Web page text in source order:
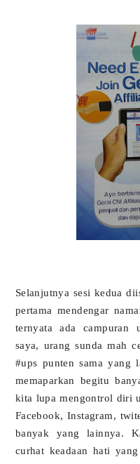
Selanjutnya sesi kedua
pertama mendengar
ternyata ada campuran
saya, urang sunda mah
#ups punten sama
memaparkan begitu
kita lupa mengontrol diri
Facebook, Instagram,
banyak yang lainnya.
curhat keadaan hati